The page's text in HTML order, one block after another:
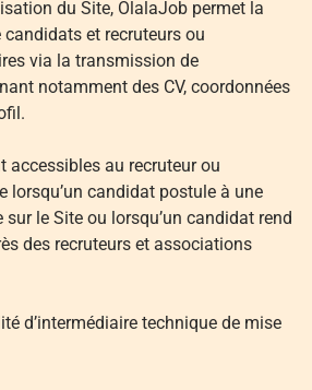
du Site, OlalaJob permet la
et recruteurs ou
via la transmission de
notamment des CV, coordonnées
accessibles au recruteur ou
lorsqu’un candidat postule à une
le Site ou lorsqu’un candidat rend
des recruteurs et associations
d’intermédiaire technique de mise